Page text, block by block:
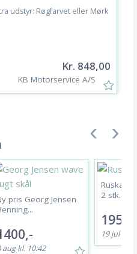
udstyr: Røgfarvet eller Mørk
Kr. 848,00
KB Motorservice A/S
pris Georg Jensen
aug kl. 10:42
Ruska
2 stk.
195,-
19 jul kl.